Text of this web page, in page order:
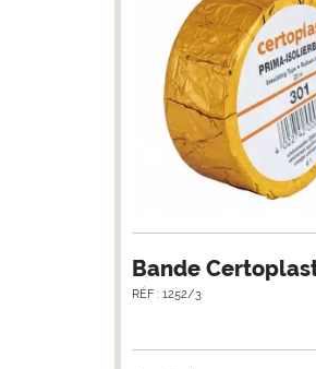
Bande
RÉF : 1252/3